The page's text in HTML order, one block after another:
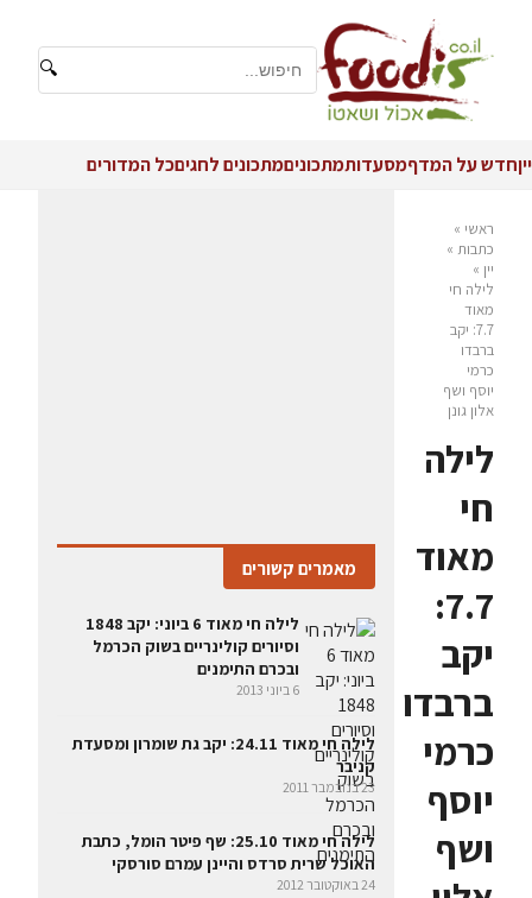
🔍
ייןחדש על המדףמסעדותמתכוניםמתכונים לחגיםכל המדורים
ראשי »
כתבות »
יין »
לילה חי
מאוד
7.7: יקב
ברבדו
כרמי
יוסף ושף
אלון גונן
לילה
חי
מאוד
7.7:
יקב
ברבדו
כרמי
יוסף
ושף
מאמרים קשורים
לילה חי מאוד 6 ביוני: יקב 1848
וסיורים קולינריים בשוק הכרמל
ובכרם התימנים
6 ביוני 2013
לילה חי מאוד 24.11: יקב גת שומרון ומסעדת
קניבר
23 בנובמבר 2011
לילה חי מאוד 25.10: שף פיטר הומל, כתבת
האוכל שרית סרדס והיינן עמרם סורסקי
24 באוקטובר 2012